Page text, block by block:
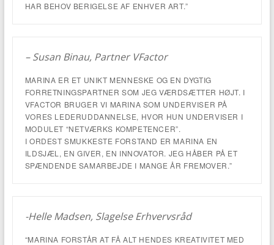
HAR BEHOV BERIGELSE AF ENHVER ART.”
– Susan Binau, Partner VFactor
MARINA ER ET UNIKT MENNESKE OG EN DYGTIG
FORRETNINGSPARTNER SOM JEG VÆRDSÆTTER HØJT. I
VFACTOR BRUGER VI MARINA SOM UNDERVISER PÅ
VORES LEDERUDDANNELSE, HVOR HUN UNDERVISER I
MODULET “NETVÆRKS KOMPETENCER”.
I ORDEST SMUKKESTE FORSTAND ER MARINA EN
ILDSJÆL, EN GIVER, EN INNOVATOR. JEG HÅBER PÅ ET
SPÆNDENDE SAMARBEJDE I MANGE ÅR FREMOVER.”
-Helle Madsen, Slagelse Erhvervsråd
“MARINA FORSTÅR AT FÅ ALT HENDES KREATIVITET MED